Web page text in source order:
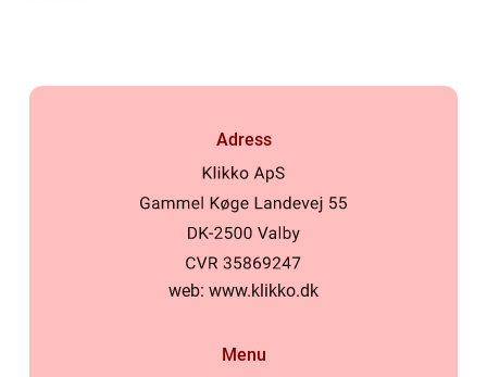
Adress
web: www.klikko.dk
Menu